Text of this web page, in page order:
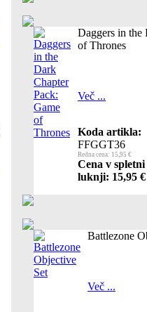
Daggers in the
of Thrones
Več ...
Koda artikla:
FFGGT36
Redna cena: 15,95 €
Cena v
luknji: 15,95 €
Battlezone
Več ...